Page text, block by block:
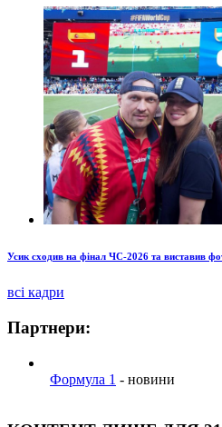
Усик сходив на фінал ЧС-2026 та виставив
всі кадри
Партнери:
Формула 1 - новини